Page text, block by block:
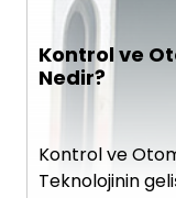
Kontrol ve
Nedir?
Kontrol ve
Teknolojinin